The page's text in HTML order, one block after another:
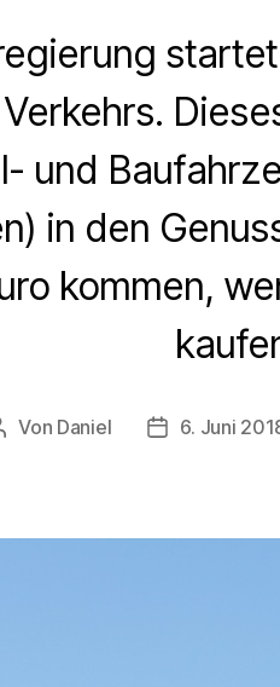
und
in den
kommen,
Von Daniel 6. Juni